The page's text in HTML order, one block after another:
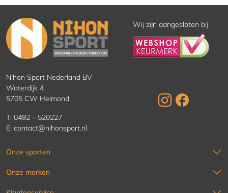
Wij zijn aangesloten bij
Nihon Sport Nederland BV
Waterdijk 4
5705 CW Helmond
T: 0492 – 520227
E: contact@nihonsport.nl
Onze sporten
Onze merken